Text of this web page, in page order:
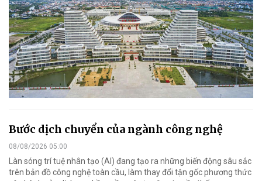
Bước dịch chuyển của ngành công nghệ
08/08/2026 05:00
Làn sóng trí tuệ nhân tạo (AI) đang tạo ra những biến động sâu sắc
trên bản đồ công nghệ toàn cầu, làm thay đổi tận gốc phương thức